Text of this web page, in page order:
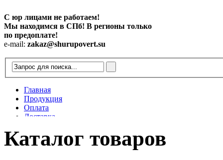
С юр лицами не работаем!
Мы находимся в СПб! В регионы только
по предоплате!
e-mail: zakaz@shurupovert.su
Главная
Продукция
Оплата
Доставка
Статьи
Каталог товаров